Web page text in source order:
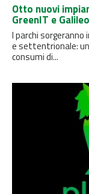
Otto nuovi
GreenIT e Galileo
I parchi sorgeranno
e settentrionale:
consumi di...